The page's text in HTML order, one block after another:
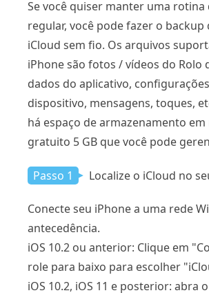
Se você quiser manter uma rotina
regular, você pode fazer o backup
iCloud sem fio. Os arquivos
iPhone são fotos / vídeos do Rolo
dados do aplicativo,
dispositivo, mensagens, toques,
há espaço de armazenamento em
gratuito 5 GB que você pode
Passo 1 Localize o iCloud no
Conecte seu iPhone a uma rede
antecedência.
iOS 10.2 ou anterior: Clique em
role para baixo para escolher
iOS 10.2, iOS 11 e posterior: abra